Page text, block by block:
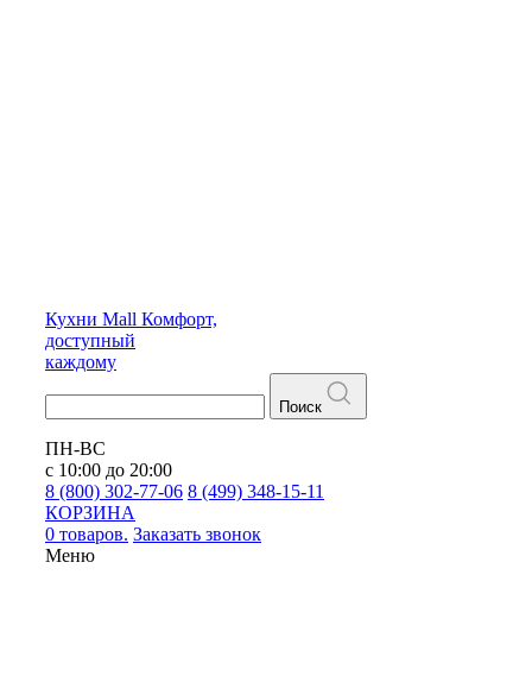
Кухни Mall Комфорт,
доступный
каждому
Поиск
ПН-ВС
с 10:00 до 20:00
8 (800) 302-77-06 8 (499) 348-15-11
КОРЗИНА
0 товаров. Заказать звонок
Меню